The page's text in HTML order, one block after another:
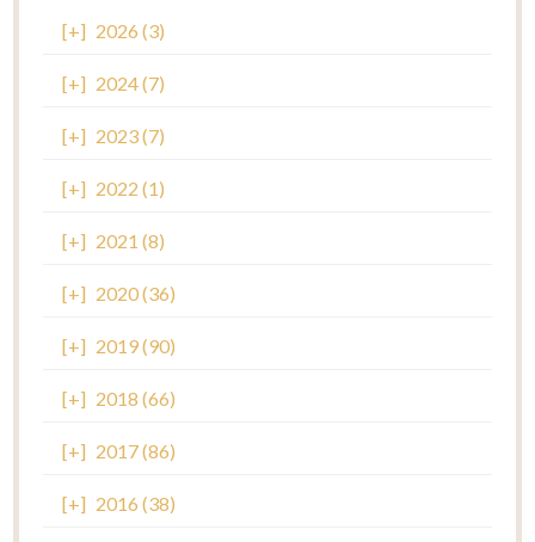
[+] 2026 (3)
[+] 2024 (7)
[+] 2023 (7)
[+] 2022 (1)
[+] 2021 (8)
[+] 2020 (36)
[+] 2019 (90)
[+] 2018 (66)
[+] 2017 (86)
[+] 2016 (38)